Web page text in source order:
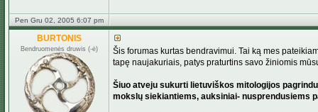
Pen Gru 02, 2005 6:07 pm
BURTONIS
Bendruomenės druwis (-ė)
Šis forumas kurtas bendravimui. Tai ką mes
tapę naujakuriais, patys praturtins savo žiniomis
Šiuo atveju sukurti lietuviškos mitologijos
mokslų siekiantiems, auksiniai- nusprendusiems